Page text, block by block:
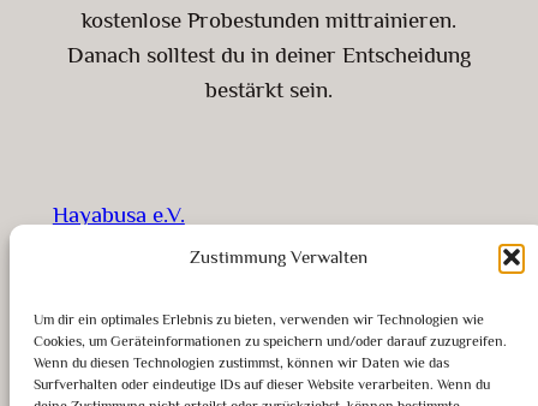
Zustimmung Verwalten
Um dir ein optimales Erlebnis zu bieten, verwenden wir Technologien wie
Cookies, um Geräteinformationen zu speichern und/oder darauf zuzugreifen.
Wenn du diesen Technologien zustimmst, können wir Daten wie das
Surfverhalten oder eindeutige IDs auf dieser Website verarbeiten. Wenn du
kostenlose Probestunden mittrainieren.
Danach solltest du in deiner Entscheidung
bestärkt sein.
Hayabusa e.V.
Über uns Rechtliches